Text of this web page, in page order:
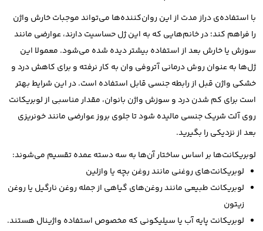
با استفاده‌ی دراز مدت از این روان‌کننده‌ها می‌تواند موجبات خارش واژن
را فراهم کند؛ در خانم‌هایی که به این ژل‌ حساسیت دارند، عوارضی مانند
سوزش یا خارش بعد از استفاده بیشتر دیده شده می‌شود. معمولا این
ژل‌ها به عنوان روش درمانی آتروفی وان به کار نرفته و برای کاهش درد و
خشکی واژن قبل از رابطه جنسی قابل استفاده است. در این شرایط بهتر
است برای کم شدن درد و سوزش واژن بانوان، مقدار مناسبی از لوبریکانت
روی آلت شریک جنسی مالیده شود تا جلوی بروز عوارضی مانند خونریزی
بعد از نزدیکی را بگیرید.
لوبریکانت‌ها بر اساس ساختار آن‌ها به سه دسته عمده تقسیم می‌شوند:
لوبریکانت‌های روغنی مانند روغن بچه یا وازلین
لوبریکانت طبیعی مانند روغن‌های گیاهی از جمله روغن نارگیل یا روغن
زیتون
لوبریکانت پایه آب یا سیلیکونی که مخصوص استفاده واژینال هستند.